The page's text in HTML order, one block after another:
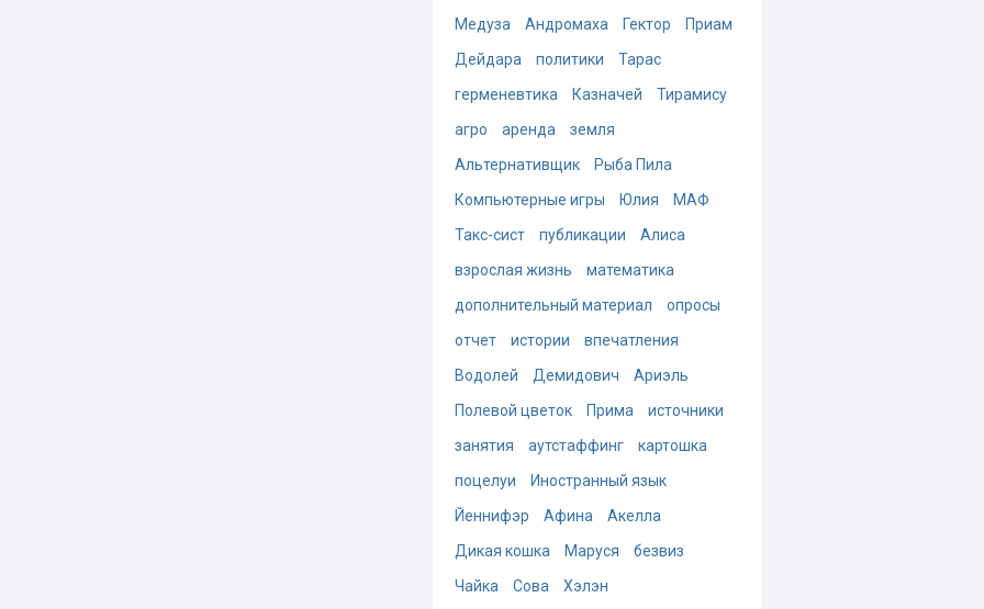
Медуза
Андромаха Гектор
Приам
Дейдара
политики
Тарас
герменевтика
Казначей
Тирамису
агро
аренда
земля
Альтернативщик
Рыба Пила
Компьютерные игры
Юлия
МАФ
Такс-сист
публикации
Алиса
взрослая жизнь
математика
дополнительный материал
опросы
отчет
истории
впечатления
Водолей
Демидович
Ариэль
Полевой цветок
Прима
источники
занятия
аутстаффинг
картошка
поцелуи
Иностранный язык
Йеннифэр
Афина
Акелла
Дикая кошка
Маруся
безвиз
Чайка
Сова Хэлэн